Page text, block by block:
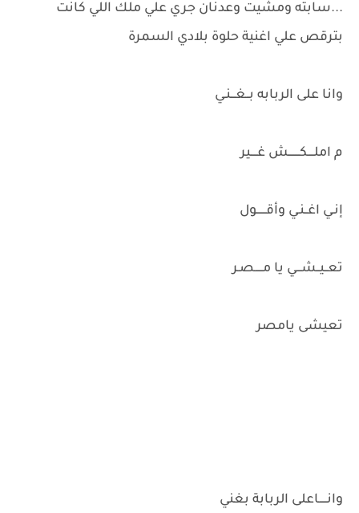
...سابته ومشيت وعدنان جري علي ملك اللي كانت
بترقص علي اغنية حلوة بلادي السمرة
وانا على الربابه بــغـــنـي
م املــــكـــــــش غــــير
إنـي اغــنـي وأقــــــول
تعــيــشـــي يا مـــــصـر
تعيشى يامصر
وانـــــاعلى الربابة بغني